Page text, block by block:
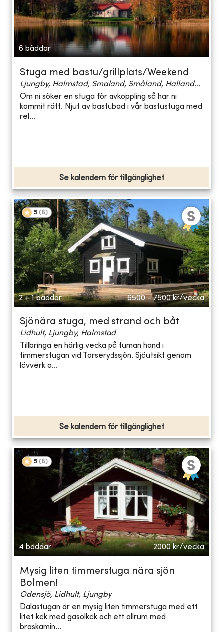
6 bäddar
Stuga med bastu/grillplats/Weekend
Ljungby, Halmstad, Smaland, Småland, Halland...
Om ni söker en stuga för avkoppling så har ni
kommit rätt. Njut av bastubad i vår bastustuga med
rel...
Se kalendern för tillgänglighet
5 (8)
2 + 1 bäddar 6500 - 7500 kr/vecka
Sjönära stuga, med strand och båt
Lidhult, Ljungby, Halmstad
Tillbringa en härlig vecka på tuman hand i
timmerstugan vid Torserydssjön. Sjöutsikt genom
lövverk o...
Se kalendern för tillgänglighet
5 (8)
4 bäddar 2000 kr/vecka
Mysig liten timmerstuga nära sjön
Bolmen!
Odensjö, Lidhult, Ljungby
Dalastugan är en mysig liten timmerstuga med ett
litet kök med gasolkök och ett allrum med
braskamin...